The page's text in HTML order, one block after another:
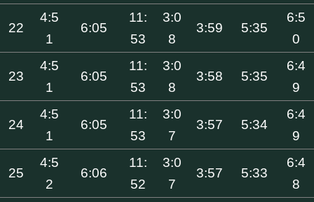
22
4:5
1
6:05
11:
53
3:0
8
3:59 5:35
6:5
0
23
4:5
1
6:05
11:
53
3:0
8
3:58 5:35
6:4
9
24
4:5
1
6:05
11:
53
3:0
7
3:57 5:34
6:4
9
25
4:5
2
6:06
11:
52
3:0
7
3:57 5:33
6:4
8